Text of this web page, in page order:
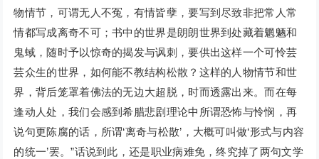
物情节，可谓无人不冤，有情皆孽，要写到尽致非把常人常
情都写成离奇不可；书中的世界是朗朗世界到处藏着魍魉和
鬼蜮，随时予以惊奇的揭发与讽刺，要供出这样一个可怜芸
芸众生的世界，如何能不教结构松散？这样的人物情节和世
界，背后笼罩着佛法的无边大超脱，时而透露出来。而在每
逢动人处，我们会感到希腊悲剧理论中所谓恐怖与怜悯，再
说句更陈腐的话，所谓‘离奇与松散’，大概可叫做‘形式与内容
的统一’罢。”话说到此，还是职业病难免，终究掉了两句文学